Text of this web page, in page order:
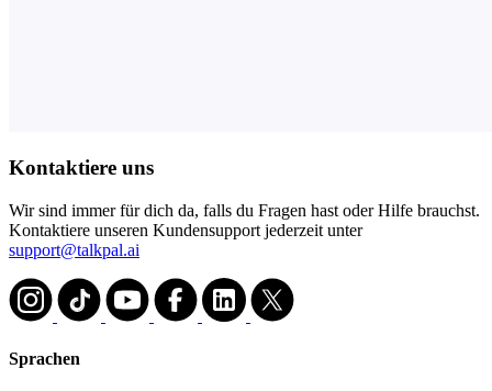
Kontaktiere uns
Wir sind immer für dich da, falls du Fragen hast oder Hilfe brauchst.
Kontaktiere unseren Kundensupport jederzeit unter
support@talkpal.ai
Sprachen